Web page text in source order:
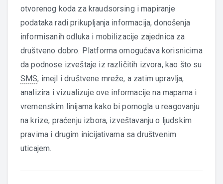
otvorenog koda za kraudsorsing i mapiranje
podataka radi prikupljanja informacija, donošenja
informisanih odluka i mobilizacije zajednica za
društveno dobro. Platforma omogućava korisnicima
da podnose izveštaje iz različitih izvora, kao što su
SMS, imejl i društvene mreže, a zatim upravlja,
analizira i vizualizuje ove informacije na mapama i
vremenskim linijama kako bi pomogla u reagovanju
na krize, praćenju izbora, izveštavanju o ljudskim
pravima i drugim inicijativama sa društvenim
uticajem.